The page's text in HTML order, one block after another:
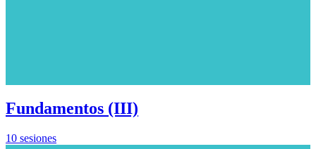
Fundamentos (III)
10 sesiones